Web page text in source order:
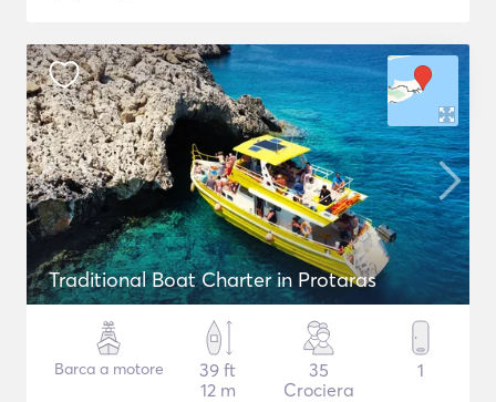
Traditional Boat Charter in Protaras
Barca a motore
39 ft
12 m
35
Crociera
1